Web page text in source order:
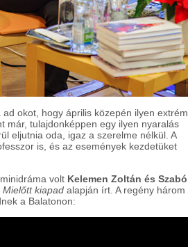
okot, hogy április közepén ilyen extrém
már, tulajdonképpen egy ilyen nyaralás
eljutnia oda, igaz a szerelme nélkül. A
is, és az események kezdetüket
volt Kelemen Zoltán és Szabó
Mielőtt kiapad alapján írt. A regény három
a Balatonon: